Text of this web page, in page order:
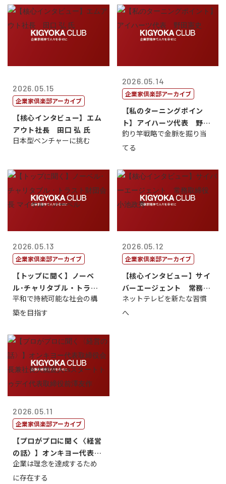
2026.05.15
企業家倶楽部アーカイブ
【核心インタビュー】エム
アウト社長 田口 弘 氏
日本型ベンチャーに挑む
2026.05.14
企業家倶楽部アーカイブ
【私のターニングポイン
ト】アイハーツ代表 野田
憲史
釣り竿戦略で金脈を掘り当
てる
2026.05.13
企業家倶楽部アーカイブ
【トップに聞く】ノーベ
ル･チャリタブル・トラス
ト財団会長 マ...
平和で持続可能な社会の構
築を目指す
2026.05.12
企業家倶楽部アーカイブ
【核心インタビュー】サイ
バーエージェント 常務取
締役 小池政...
ネットテレビを新たな習慣
へ
2026.05.11
企業家倶楽部アーカイブ
【プロがプロに聞く〈経営
の話〉】オンキヨー代表取
締役会長兼社...
企業は理念を達成するため
に存在する